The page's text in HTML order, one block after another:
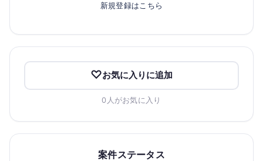
新規登録はこちら
お気に入りに追加
0人がお気に入り
案件ステータス